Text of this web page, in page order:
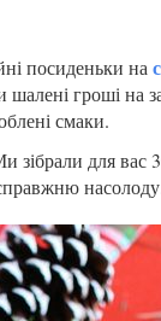
посиденьки на
гроші на
смаки.
для вас